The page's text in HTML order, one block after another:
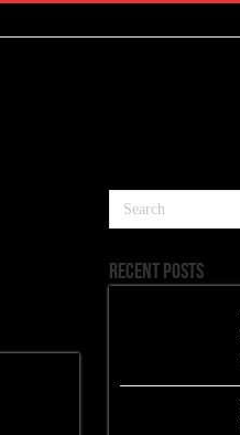
Recent Posts